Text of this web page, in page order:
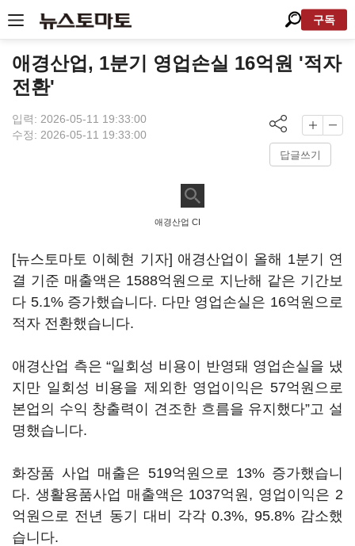
구독
애경산업, 1분기 영업손실 16억원 '적자
전환'
입력: 2026-05-11 19:33:00
수정: 2026-05-11 19:33:00
답글쓰기
애경산업 CI
[뉴스토마토 이혜현 기자] 애경산업이 올해 1분기 연
결 기준 매출액은 1588억원으로 지난해 같은 기간보
다 5.1% 증가했습니다. 다만 영업손실은 16억원으로
적자 전환했습니다.
애경산업 측은 “일회성 비용이 반영돼 영업손실을 냈
지만 일회성 비용을 제외한 영업이익은 57억원으로
본업의 수익 창출력이 견조한 흐름을 유지했다”고 설
명했습니다.
화장품 사업 매출은 519억원으로 13% 증가했습니
다. 생활용품사업 매출액은 1037억원, 영업이익은 2
억원으로 전년 동기 대비 각각 0.3%, 95.8% 감소했
습니다.